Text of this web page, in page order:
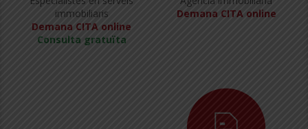
immobiliaris
Demana CITA online
Consulta gratuïta
Demana CITA online